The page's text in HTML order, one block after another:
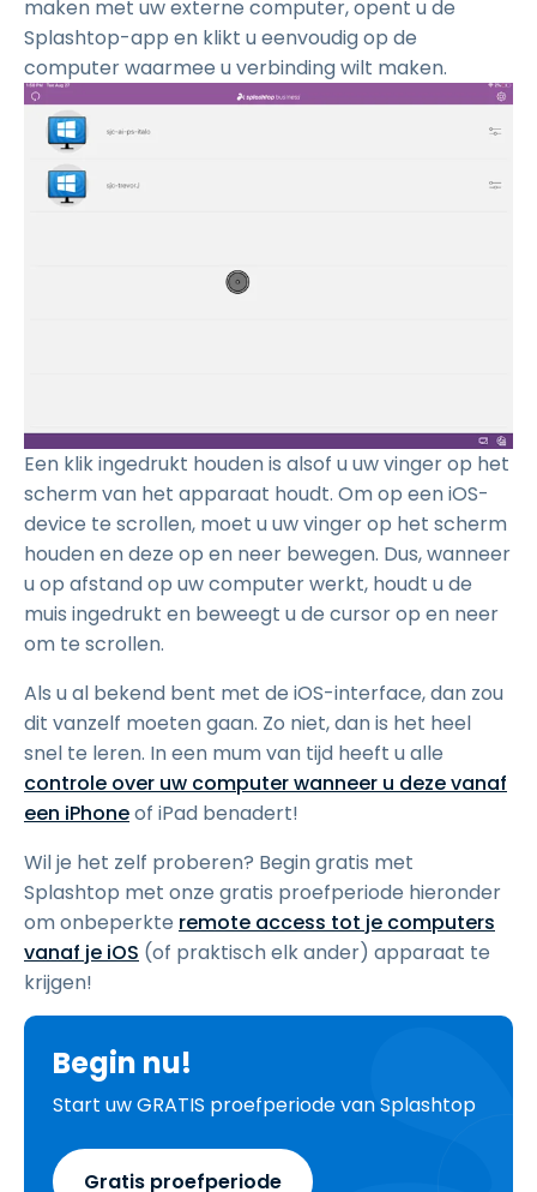
maken met uw externe computer, opent u de
Splashtop-app en klikt u eenvoudig op de
computer waarmee u verbinding wilt maken.
Een klik ingedrukt houden is alsof u uw vinger op het
scherm van het apparaat houdt. Om op een iOS-
device te scrollen, moet u uw vinger op het scherm
houden en deze op en neer bewegen. Dus, wanneer
u op afstand op uw computer werkt, houdt u de
muis ingedrukt en beweegt u de cursor op en neer
om te scrollen.
Als u al bekend bent met de iOS-interface, dan zou
dit vanzelf moeten gaan. Zo niet, dan is het heel
snel te leren. In een mum van tijd heeft u alle
controle over uw computer wanneer u deze vanaf
een iPhoneof iPad benadert!
Wil je het zelf proberen? Begin gratis met
Splashtop met onze gratis proefperiode hieronder
om onbeperkte remote access tot je computers
vanaf je iOS (of praktisch elk ander) apparaat te
krijgen!
Begin nu!
Start uw GRATIS proefperiode van Splashtop
Gratis proefperiode